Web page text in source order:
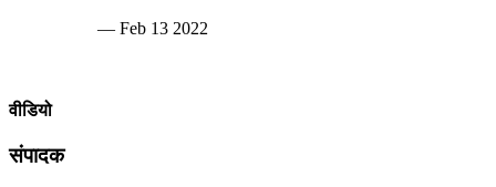
— Feb 13 2022
वीडियो
संपादक